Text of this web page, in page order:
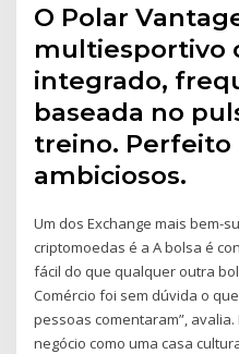
O Polar
multiesportivo
integrado,
baseada no
treino. Perfeito
ambiciosos.
Um dos Exchange mais bem-
criptomoedas é a A bolsa é
fácil do que qualquer outra
Comércio foi sem dúvida o
pessoas comentaram”,
negócio como uma casa